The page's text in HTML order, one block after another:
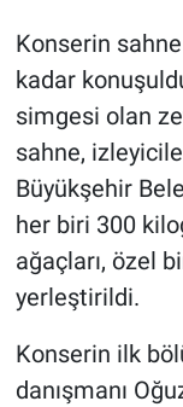
Konserin
kadar
simgesi olan
sahne,
Büyükşehir
her biri 300
ağaçları, özel
yerleştirildi.
Konserin ilk
danışmanı